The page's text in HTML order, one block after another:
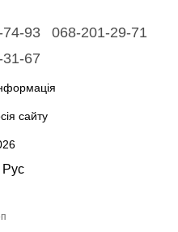
93
068-201-29-71
67
сайту
Рус